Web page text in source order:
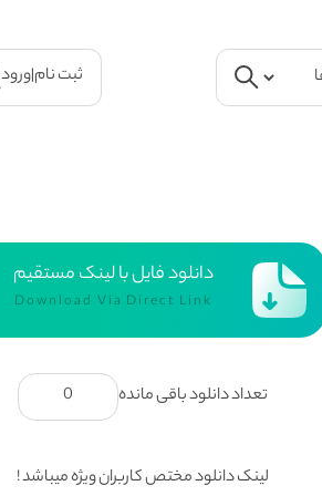
ثبت نام|ورود
دانلود فایل با لینک مستقیم
Download Via Direct Link
تعداد دانلود باقی مانده 0
لینک دانلود مختص کاربران ویژه میباشد !